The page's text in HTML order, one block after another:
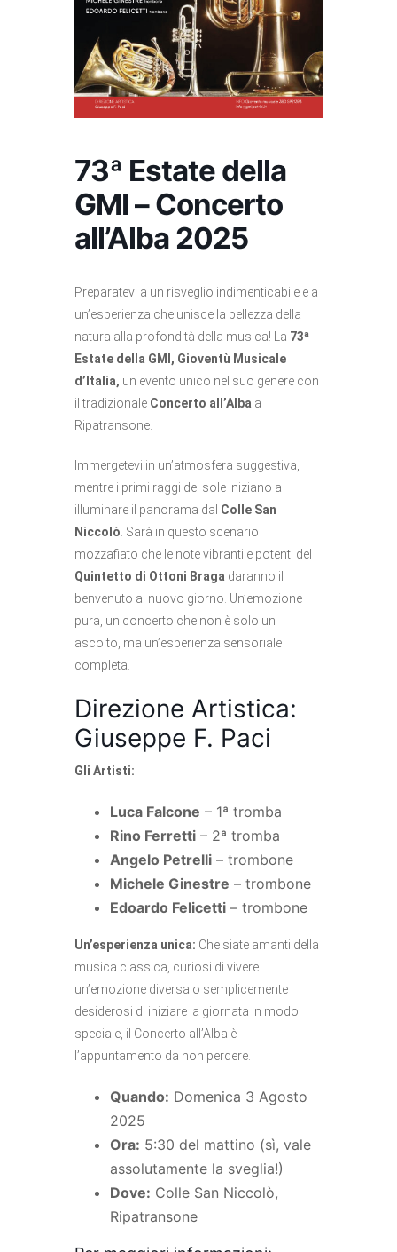
73ª Estate della
GMI – Concerto
all’Alba 2025
Preparatevi a un risveglio indimenticabile e a
un’esperienza che unisce la bellezza della
natura alla profondità della musica! La 73ª
Estate della GMI, Gioventù Musicale
d’Italia, un evento unico nel suo genere con
il tradizionale Concerto all’Alba a
Ripatransone.
Immergetevi in un’atmosfera suggestiva,
mentre i primi raggi del sole iniziano a
illuminare il panorama dal Colle San
Niccolò. Sarà in questo scenario
mozzafiato che le note vibranti e potenti del
Quintetto di Ottoni Braga daranno il
benvenuto al nuovo giorno. Un’emozione
pura, un concerto che non è solo un
ascolto, ma un’esperienza sensoriale
completa.
Direzione Artistica:
Giuseppe F. Paci
Gli Artisti:
Luca Falcone – 1ª tromba
Rino Ferretti – 2ª tromba
Angelo Petrelli – trombone
Michele Ginestre – trombone
Edoardo Felicetti – trombone
Un’esperienza unica: Che siate amanti della
musica classica, curiosi di vivere
un’emozione diversa o semplicemente
desiderosi di iniziare la giornata in modo
speciale, il Concerto all’Alba è
l’appuntamento da non perdere.
Quando: Domenica 3 Agosto
2025
Ora: 5:30 del mattino (sì, vale
assolutamente la sveglia!)
Dove: Colle San Niccolò,
Ripatransone